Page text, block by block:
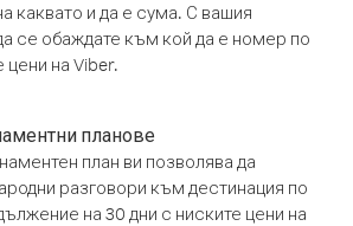
каквато и да е сума. С вашия
се обаждате към кой да е номер по
цени на Viber.
планове
план ви позволява да
разговори към дестинация по
на 30 дни с ниските цени на